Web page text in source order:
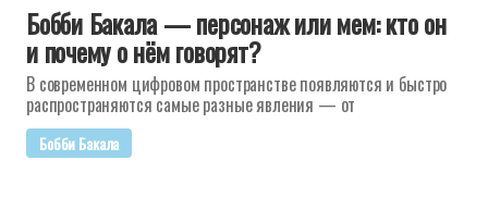
Бобби Бакала — персонаж или мем: кто он
и почему о нём говорят?
В современном цифровом пространстве появляются и быстро
распространяются самые разные явления — от
Бобби Бакала